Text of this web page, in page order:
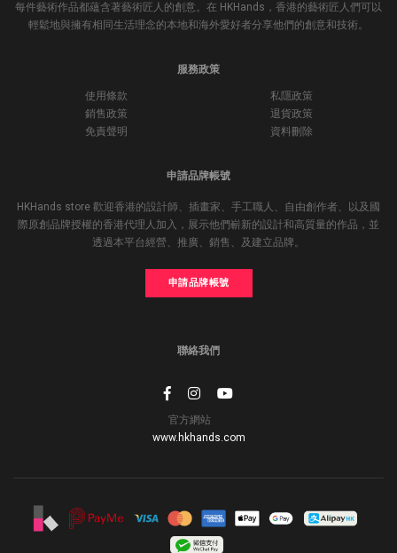
每件藝術作品都蘊含著藝術匠人的創意。在 HKHands，香港的藝術匠人們可以
輕鬆地與擁有相同生活理念的本地和海外愛好者分享他們的創意和技術。
服務政策
使用條款
私隱政策
銷售政策
退貨政策
免責聲明
資料刪除
申請品牌帳號
HKHands store 歡迎香港的設計師、插畫家、手工職人、自由創作者、以及國
際原創品牌授權的香港代理人加入，展示他們嶄新的設計和高質量的作品，並
透過本平台經營、推廣、銷售、及建立品牌。
申請品牌帳號
聯絡我們
官方網站
www.hkhands.com